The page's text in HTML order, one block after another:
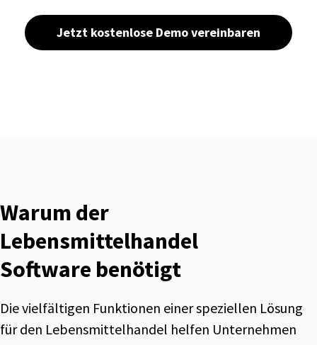
Jetzt kostenlose Demo vereinbaren
Warum der
Lebensmittelhandel
Software benötigt
Die vielfältigen Funktionen einer speziellen Lösung
für den Lebensmittelhandel helfen Unternehmen